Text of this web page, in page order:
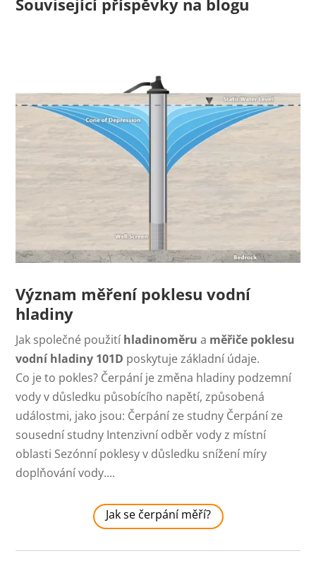
Význam měření poklesu vodní
hladiny
Jak společné použití hladinoměru a měřiče poklesu
vodní hladiny 101D poskytuje základní údaje.
Co je to pokles? Čerpání je změna hladiny podzemní
vody v důsledku působícího napětí, způsobená
událostmi, jako jsou: Čerpání ze studny Čerpání ze
sousední studny Intenzivní odběr vody z místní
oblasti Sezónní poklesy v důsledku snížení míry
doplňování vody....
Jak se čerpání měří?